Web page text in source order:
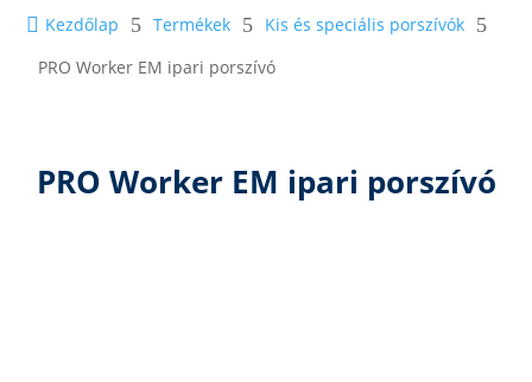
 Kezdőlap 5 Termékek 5 Kis és speciális porszívók 5
PRO Worker EM ipari porszívó
PRO Worker EM ipari porszívó